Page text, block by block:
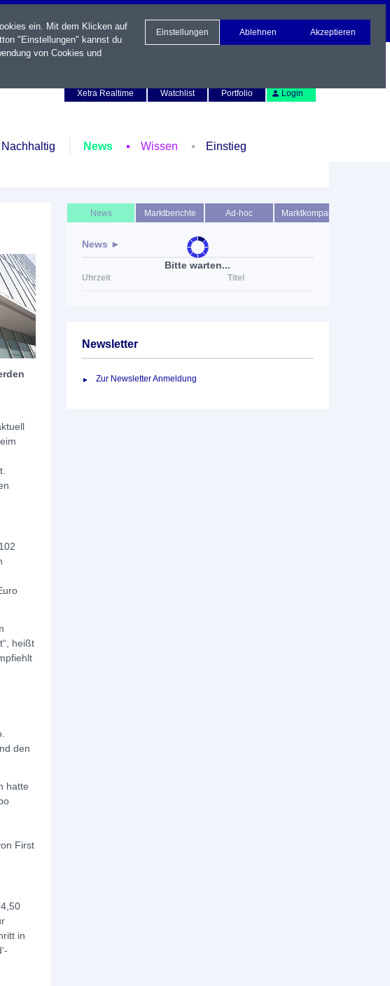
Xetra Realtime
Watchlist Portfolio Login
Nachhaltig News Wissen Einstieg
heißt
den
hatte
First
in
Bitte warten...
News Marktberichte Ad-hoc Marktkompass
News ►
Uhrzeit Titel
Newsletter
Zur Newsletter Anmeldung
ein. Mit dem Klicken auf
"Einstellungen" kannst du
von Cookies und
Einstellungen Ablehnen Akzeptieren